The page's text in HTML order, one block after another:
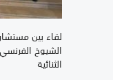
لقاء بين
الشيوخ
الثنائية